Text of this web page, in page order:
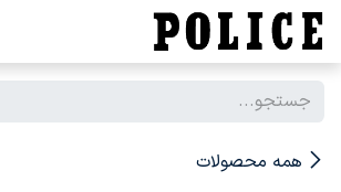
صرف نظر و مشاهده محتوا
همه محصولات